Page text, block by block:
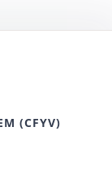
(CFYV)